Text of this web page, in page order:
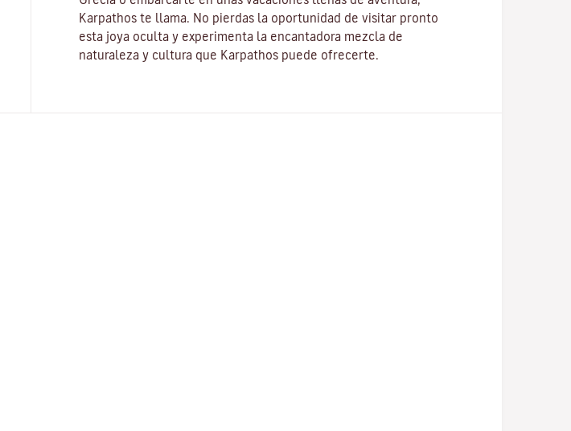
Karpathos te llama. No pierdas la oportunidad de visitar pronto
esta joya oculta y experimenta la encantadora mezcla de
naturaleza y cultura que Karpathos puede ofrecerte.